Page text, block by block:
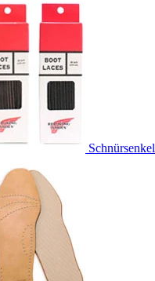
Schnürsenkel